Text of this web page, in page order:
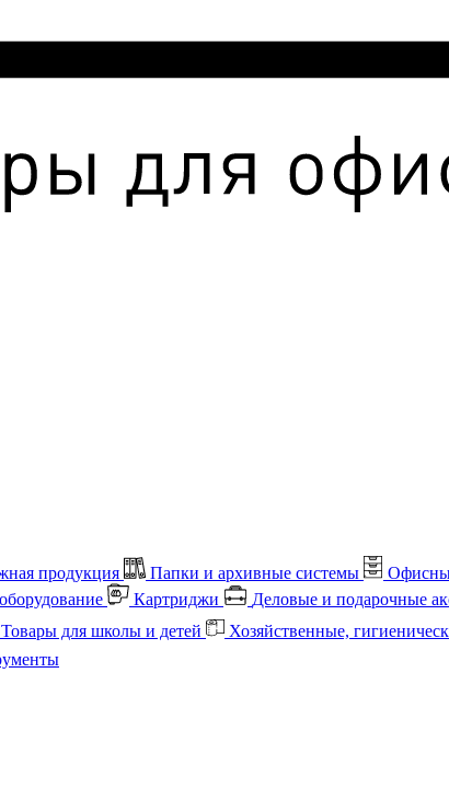
продукция Папки и архивные системы
Картриджи Деловые и подарочные
Товары для школы и детей Хозяйственные,